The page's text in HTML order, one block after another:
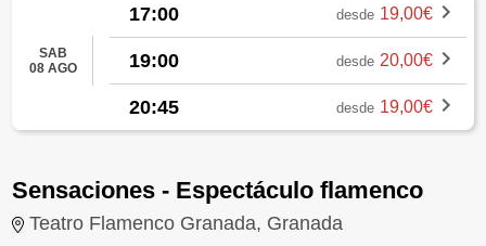
SAB
08 AGO
17:00 desde 19,00€
19:00 desde 20,00€
20:45 desde 19,00€
Sensaciones - Espectáculo flamenco
Teatro Flamenco Granada, Granada